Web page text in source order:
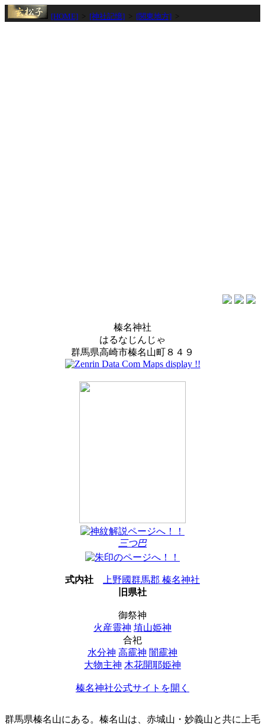
[HOME] [神社記憶] [関東地方]
榛名神社
はるなじんじゃ
群馬県高崎市榛名山町８４９
三つ巴
式内社
上野國群馬郡 榛名神社
旧県社
御祭神
火産靈神 埴山姫神
合祀
水分神 高靇神 闇靇神
大物主神 木花開耶姫神
榛名神社公式サイトを開く
群馬県榛名山にある。榛名山は、赤城山・妙義山と共に上毛